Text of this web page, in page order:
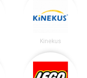
Kinekus